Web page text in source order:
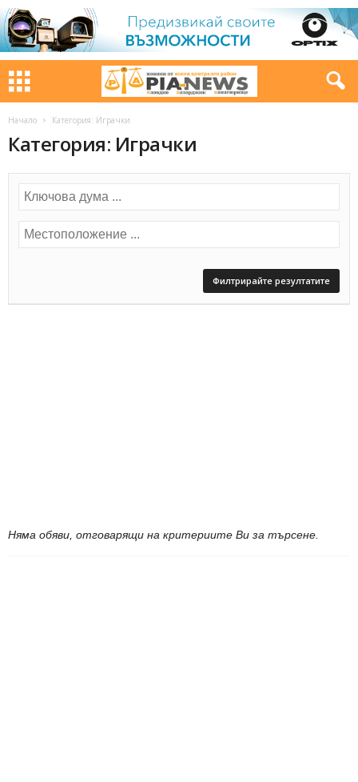
Начало Категория: Играчки
Категория: Играчки
Няма обяви, отговарящи на критериите Ви за търсене.